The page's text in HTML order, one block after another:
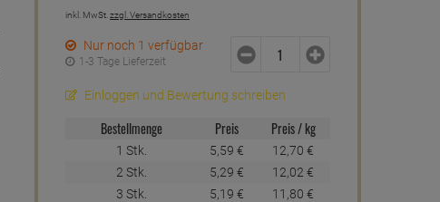
inkl. MwSt. zzgl. Versandkosten
Nur noch 1 verfügbar
1-3 Tage Lieferzeit
Einloggen und Bewertung schreiben
Bestellmenge Preis Preis / kg
1 Stk. 5, 59 € 12, 70 €
2 Stk.
5, 29 € 12, 02 €
3 Stk.
5, 19 € 11, 80 €